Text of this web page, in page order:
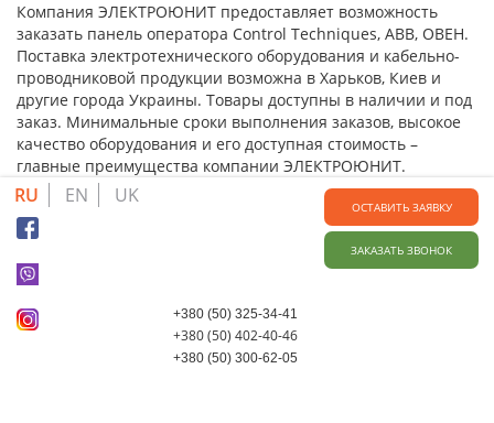
Компания ЭЛЕКТРОЮНИТ предоставляет возможность
заказать панель оператора Control Techniques, ABB, ОВЕН.
Поставка электротехнического оборудования и кабельно-
проводниковой продукции возможна в Харьков, Киев и
другие города Украины. Товары доступны в наличии и под
заказ. Минимальные сроки выполнения заказов, высокое
качество оборудования и его доступная стоимость –
главные преимущества компании ЭЛЕКТРОЮНИТ.
RU EN UK ОСТАВИТЬ ЗАЯВКУ
ЗАКАЗАТЬ ЗВОНОК
+380 (50) 325-34-41
+380 (50) 402-40-46
+380 (50) 300-62-05